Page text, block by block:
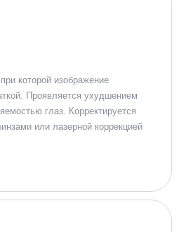
которой изображение
Проявляется ухудшением
глаз. Корректируется
или лазерной коррекцией